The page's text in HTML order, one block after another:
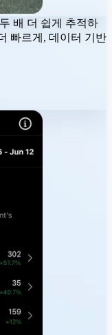
배 더 쉽게
추적하
빠르게, 데이터 기반